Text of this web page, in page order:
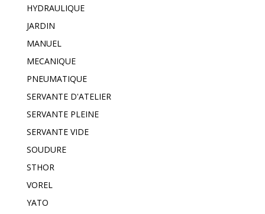
HYDRAULIQUE
JARDIN
MANUEL
MECANIQUE
PNEUMATIQUE
SERVANTE D'ATELIER
SERVANTE PLEINE
SERVANTE VIDE
SOUDURE
STHOR
VOREL
YATO